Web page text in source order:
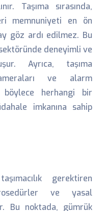
Taşıma sırasında,
memnuniyeti en ön
göz ardı edilmez. Bu
deneyimli ve
Ayrıca, taşıma
ve alarm
böylece herhangi bir
imkanına sahip
gerektiren
ve yasal
Bu noktada, gümrük